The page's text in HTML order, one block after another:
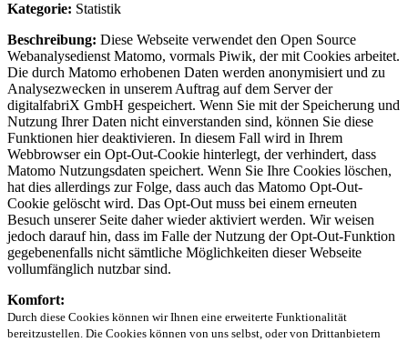
Kategorie: Statistik
Beschreibung: Diese Webseite verwendet den Open Source
Webanalysedienst Matomo, vormals Piwik, der mit Cookies arbeitet.
Die durch Matomo erhobenen Daten werden anonymisiert und zu
Analysezwecken in unserem Auftrag auf dem Server der
digitalfabriX GmbH gespeichert. Wenn Sie mit der Speicherung und
Nutzung Ihrer Daten nicht einverstanden sind, können Sie diese
Funktionen hier deaktivieren. In diesem Fall wird in Ihrem
Webbrowser ein Opt-Out-Cookie hinterlegt, der verhindert, dass
Matomo Nutzungsdaten speichert. Wenn Sie Ihre Cookies löschen,
hat dies allerdings zur Folge, dass auch das Matomo Opt-Out-
Cookie gelöscht wird. Das Opt-Out muss bei einem erneuten
Besuch unserer Seite daher wieder aktiviert werden. Wir weisen
jedoch darauf hin, dass im Falle der Nutzung der Opt-Out-Funktion
gegebenenfalls nicht sämtliche Möglichkeiten dieser Webseite
vollumfänglich nutzbar sind.
Komfort:
Durch diese Cookies können wir Ihnen eine erweiterte Funktionalität
bereitzustellen. Die Cookies können von uns selbst, oder von Drittanbietern